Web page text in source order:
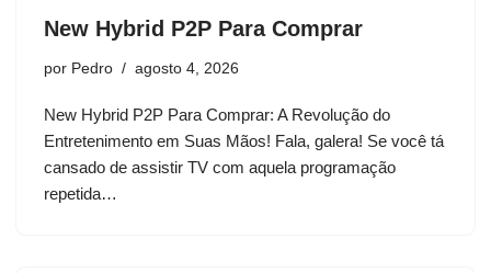
New Hybrid P2P Para Comprar
por Pedro agosto 4, 2026
New Hybrid P2P Para Comprar: A Revolução do
Entretenimento em Suas Mãos! Fala, galera! Se você tá
cansado de assistir TV com aquela programação
repetida…